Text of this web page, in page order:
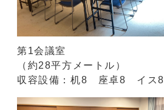
第1会議室
（約28平方メートル）
収容設備：机8 座卓8 イス8